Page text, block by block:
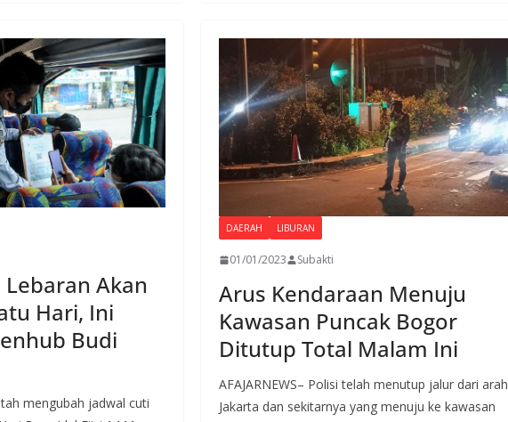
o
o
k
A
p
p
a
m
Akan
Hari, Ini
Budi
mengubah jadwal cuti
DAERAH LIBURAN
01/01/2023 Subakti
Arus Kendaraan Menuju
Kawasan Puncak Bogor
Ditutup Total Malam Ini
AFAJARNEWS– Polisi telah menutup jalur dari arah
Jakarta dan sekitarnya yang menuju ke kawasan